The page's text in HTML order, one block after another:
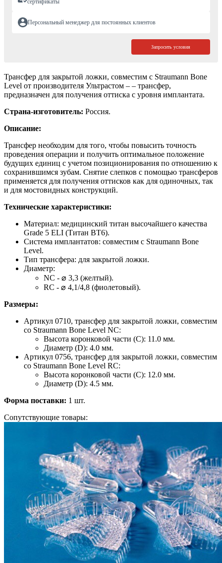
сертификаты
Персональный менеджер для постоянных клиентов
Запросить условия
Трансфер для закрытой ложки, совместим с Straumann Bone
Level от производителя Ультрастом – – трансфер,
предназначен для получения оттиска с уровня имплантата.
Страна-изготовитель: Россия.
Описание:
Трансфер необходим для того, чтобы повысить точность
проведения операции и получить оптимальное положение
будущих единиц с учетом позиционирования по отношению к
сохранившимся зубам. Снятие слепков с помощью трансферов
применяется для получения оттисков как для одиночных, так
и для мостовидных конструкций.
Технические характеристики:
Материал: медицинский титан высочайшего качества
Grade 5 ELI (Титан ВТ6).
Система имплантатов: совместим с Straumann Bone
Level.
Тип трансфера: для закрытой ложки.
Диаметр:
NC - ⌀ 3,3 (желтый).
RC - ⌀ 4,1/4,8 (фиолетовый).
Размеры:
Артикул 0710, трансфер для закрытой ложки, совместим
со Straumann Bone Level NC:
Высота коронковой части (C): 11.0 мм.
Диаметр (D): 4.0 мм.
Артикул 0756, трансфер для закрытой ложки, совместим
со Straumann Bone Level RC:
Высота коронковой части (C): 12.0 мм.
Диаметр (D): 4.5 мм.
Форма поставки: 1 шт.
Сопутствующие товары: